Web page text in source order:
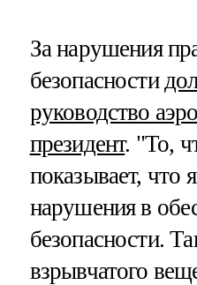
За нарушения
безопасности
руководство
президент. "То,
показывает, что
нарушения в
безопасности.
взрывчатого